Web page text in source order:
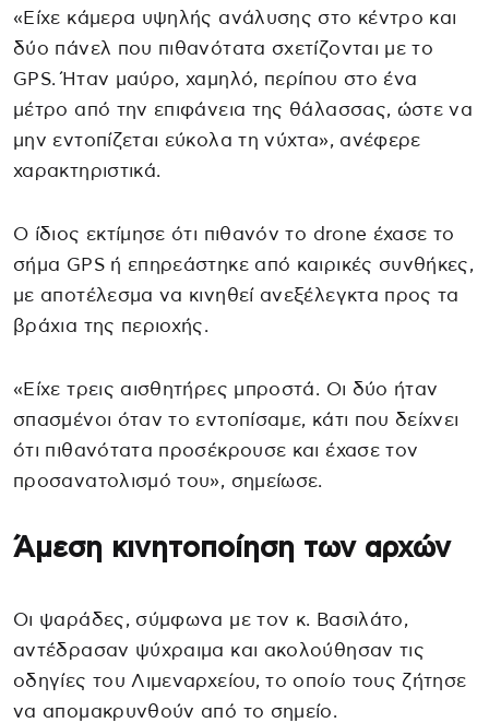
«Είχε κάμερα υψηλής ανάλυσης στο κέντρο και
δύο πάνελ που πιθανότατα σχετίζονται με το
GPS. Ήταν μαύρο, χαμηλό, περίπου στο ένα
μέτρο από την επιφάνεια της θάλασσας, ώστε να
μην εντοπίζεται εύκολα τη νύχτα», ανέφερε
χαρακτηριστικά.
Ο ίδιος εκτίμησε ότι πιθανόν το drone έχασε το
σήμα GPS ή επηρεάστηκε από καιρικές συνθήκες,
με αποτέλεσμα να κινηθεί ανεξέλεγκτα προς τα
βράχια της περιοχής.
«Είχε τρεις αισθητήρες μπροστά. Οι δύο ήταν
σπασμένοι όταν το εντοπίσαμε, κάτι που δείχνει
ότι πιθανότατα προσέκρουσε και έχασε τον
προσανατολισμό του», σημείωσε.
Άμεση κινητοποίηση των αρχών
Οι ψαράδες, σύμφωνα με τον κ. Βασιλάτο,
αντέδρασαν ψύχραιμα και ακολούθησαν τις
οδηγίες του Λιμεναρχείου, το οποίο τους ζήτησε
να απομακρυνθούν από το σημείο.